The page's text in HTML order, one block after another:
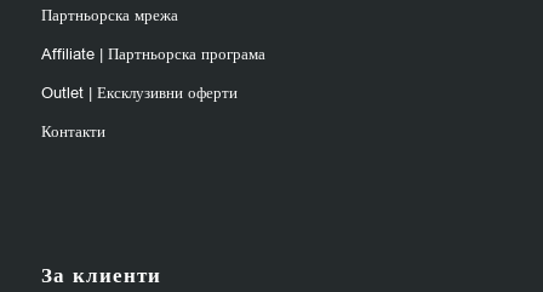
Партньорска мрежа
Affiliate | Партньорска програма
Outlet | Ексклузивни оферти
Контакти
За клиенти